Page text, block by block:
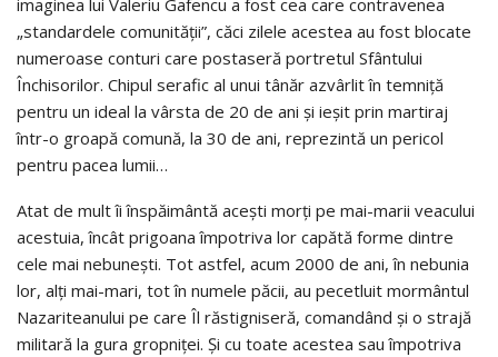
imaginea lui Valeriu Gafencu a fost cea care contravenea
„standardele comunității”, căci zilele acestea au fost blocate
numeroase conturi care postaseră portretul Sfântului
Închisorilor. Chipul serafic al unui tânăr azvârlit în temniță
pentru un ideal la vârsta de 20 de ani și ieșit prin martiraj
într-o groapă comună, la 30 de ani, reprezintă un pericol
pentru pacea lumii…
Atat de mult îi înspăimântă acești morți pe mai-marii veacului
acestuia, încât prigoana împotriva lor capătă forme dintre
cele mai nebunești. Tot astfel, acum 2000 de ani, în nebunia
lor, alți mai-mari, tot în numele păcii, au pecetluit mormântul
Nazariteanului pe care Îl răstigniseră, comandând și o strajă
militară la gura gropniței. Și cu toate acestea sau împotriva